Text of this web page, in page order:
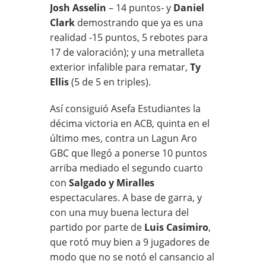
Josh Asselin – 14 puntos- y Daniel
Clark demostrando que ya es una
realidad -15 puntos, 5 rebotes para
17 de valoración); y una metralleta
exterior infalible para rematar, Ty
Ellis(5 de 5 en triples).
Así consiguió Asefa Estudiantes la
décima victoria en ACB, quinta en el
último mes, contra un Lagun Aro
GBC que llegó a ponerse 10 puntos
arriba mediado el segundo cuarto
con Salgado y Miralles
espectaculares. A base de garra, y
con una muy buena lectura del
partido por parte de Luis Casimiro,
que rotó muy bien a 9 jugadores de
modo que no se notó el cansancio al